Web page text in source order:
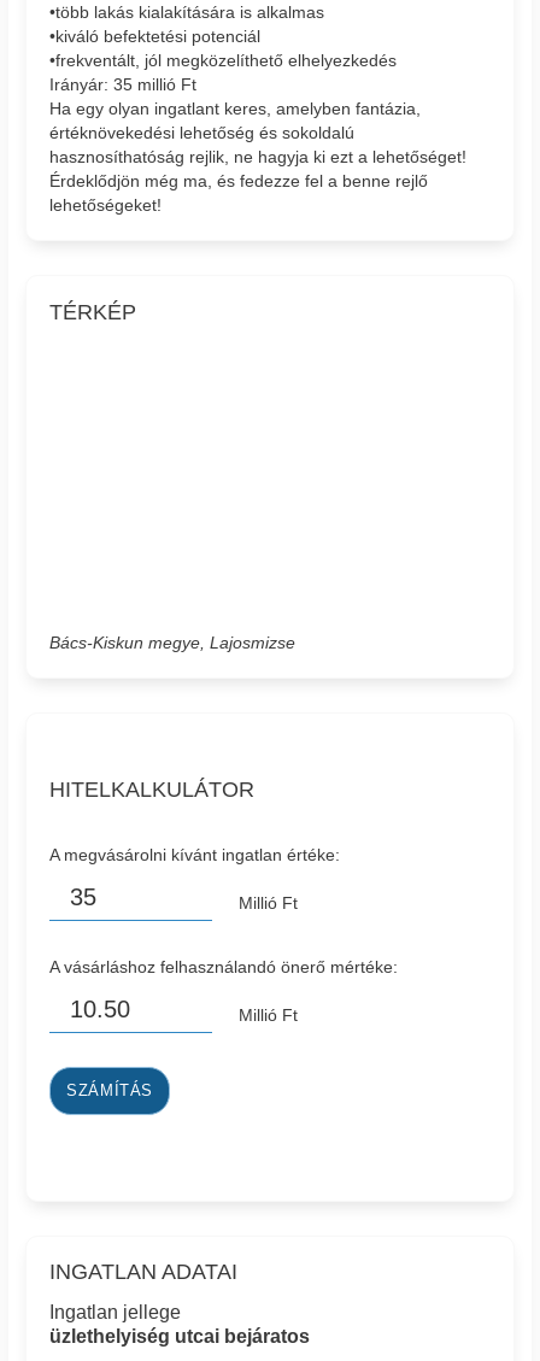
•több lakás kialakítására is alkalmas
•kiváló befektetési potenciál
•frekventált, jól megközelíthető elhelyezkedés
Irányár: 35 millió Ft
Ha egy olyan ingatlant keres, amelyben fantázia,
értéknövekedési lehetőség és sokoldalú
hasznosíthatóság rejlik, ne hagyja ki ezt a lehetőséget!
Érdeklődjön még ma, és fedezze fel a benne rejlő
lehetőségeket!
TÉRKÉP
Bács-Kiskun megye, Lajosmizse
HITELKALKULÁTOR
A megvásárolni kívánt ingatlan értéke:
Millió Ft
A vásárláshoz felhasználandó önerő mértéke:
Millió Ft
SZÁMÍTÁS
INGATLAN ADATAI
Ingatlan jellege
üzlethelyiség utcai bejáratos